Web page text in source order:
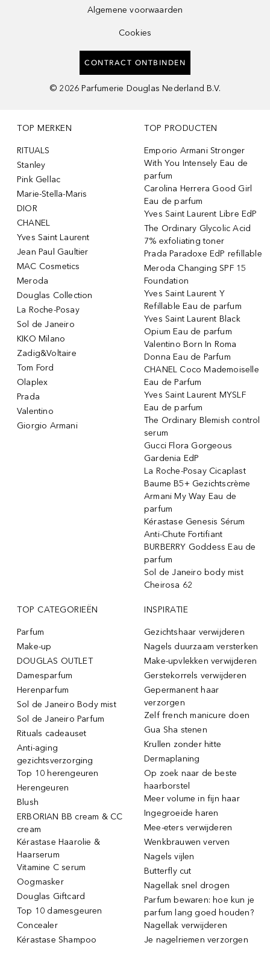
Algemene voorwaarden
Cookies
CONTRACT ONTBINDEN
© 2026 Parfumerie Douglas Nederland B.V.
TOP MERKEN
RITUALS
Stanley
Pink Gellac
Marie-Stella-Maris
DIOR
CHANEL
Yves Saint Laurent
Jean Paul Gaultier
MAC Cosmetics
Meroda
Douglas Collection
La Roche-Posay
Sol de Janeiro
KIKO Milano
Zadig&Voltaire
Tom Ford
Olaplex
Prada
Valentino
Giorgio Armani
TOP PRODUCTEN
Emporio Armani Stronger
With You Intensely Eau de
parfum
Carolina Herrera Good Girl
Eau de parfum
Yves Saint Laurent Libre EdP
The Ordinary Glycolic Acid
7% exfoliating toner
Prada Paradoxe EdP refillable
Meroda Changing SPF 15
Foundation
Yves Saint Laurent Y
Refillable Eau de parfum
Yves Saint Laurent Black
Opium Eau de parfum
Valentino Born In Roma
Donna Eau de Parfum
CHANEL Coco Mademoiselle
Eau de Parfum
Yves Saint Laurent MYSLF
Eau de parfum
The Ordinary Blemish control
serum
Gucci Flora Gorgeous
Gardenia EdP
La Roche-Posay Cicaplast
Baume B5+ Gezichtscrème
Armani My Way Eau de
parfum
Kérastase Genesis Sérum
Anti-Chute Fortifiant
BURBERRY Goddess Eau de
parfum
Sol de Janeiro body mist
Cheirosa 62
TOP CATEGORIEËN
Parfum
Make-up
DOUGLAS OUTLET
Damesparfum
Herenparfum
Sol de Janeiro Body mist
Sol de Janeiro Parfum
Rituals cadeauset
Anti-aging
gezichtsverzorging
Top 10 herengeuren
Herengeuren
Blush
ERBORIAN BB cream & CC
cream
Kérastase Haarolie &
Haarserum
Vitamine C serum
Oogmasker
Douglas Giftcard
Top 10 damesgeuren
Concealer
Kérastase Shampoo
INSPIRATIE
Gezichtshaar verwijderen
Nagels duurzaam versterken
Make-upvlekken verwijderen
Gerstekorrels verwijderen
Gepermanent haar
verzorgen
Zelf french manicure doen
Gua Sha stenen
Krullen zonder hitte
Dermaplaning
Op zoek naar de beste
haarborstel
Meer volume in fijn haar
Ingegroeide haren
Mee-eters verwijderen
Wenkbrauwen verven
Nagels vijlen
Butterfly cut
Nagellak snel drogen
Parfum bewaren: hoe kun je
parfum lang goed houden?
Nagellak verwijderen
Je nagelriemen verzorgen